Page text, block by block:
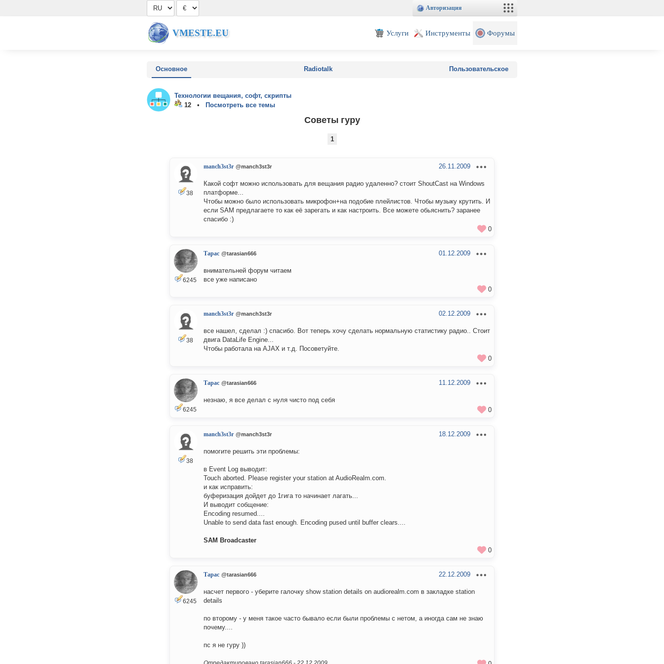
Авторизация
VMESTE.EU Услуги Инструменты Форумы
Основное Radiotalk Пользовательское
Технологии вещания, софт, скрипты
12 •
Посмотреть все темы
Советы гуру
1
38
manch3st3r @manch3st3r 26.11.2009
Какой софт можно использовать для вещания радио удаленно? стоит ShoutCast на Windows
платформе...
Чтобы можно было использовать микрофон+на подобие плейлистов. Чтобы музыку крутить. И
если SAM предлагаете то как её зарегать и как настроить. Все можете обьяснить? заранее
спасибо :)
0
6245
Тарас @tarasian666 01.12.2009
внимательней форум читаем
все уже написано
0
38
manch3st3r @manch3st3r 02.12.2009
все нашел, сделал :) спасибо. Вот теперь хочу сделать нормальную статистику радио.. Стоит
двига DataLife Engine...
Чтобы работала на AJAX и т.д. Посоветуйте.
0
6245
Тарас @tarasian666 11.12.2009
незнаю, я все делал с нуля чисто под себя
0
38
manch3st3r @manch3st3r 18.12.2009
помогите решить эти проблемы:
в Event Log выводит:
Touch aborted. Please register your station at AudioRealm.com.
и как исправить:
буферизация дойдет до 1гига то начинает лагать...
И выводит собщение:
Encoding resumed....
Unable to send data fast enough. Encoding pused until buffer clears....
SAM Broadcaster
0
6245
Тарас @tarasian666 22.12.2009
насчет первого - уберите галочку show station details on audiorealm.com в закладке station
details
по второму - у меня такое часто бывало если были проблемы с нетом, а иногда сам не знаю
почему....
пс я не гуру ))